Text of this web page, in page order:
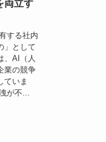
両立す
する社内
」として
、AI（人
業の競争
ていま
が不...